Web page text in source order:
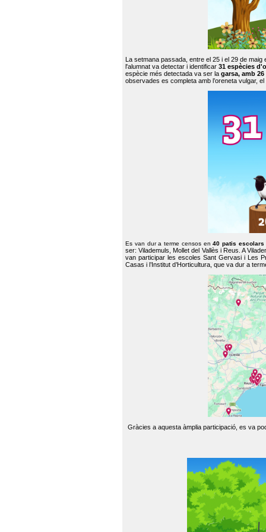
La setmana passada, entre el 25 i el 29 de
l'alumnat va detectar i identificar 31 espècies
espècie més detectada va ser la garsa, amb
observades es completa amb l’oreneta vulgar,
Es van dur a terme censos en40 patis escolars
ser: Vilademuls, Mollet del Vallès i Reus. A
van participar les escoles Sant Gervasi i Les
Casas i l’Institut d’Horticultura, que va dur a
Gràcies a aquesta àmplia participació, es va